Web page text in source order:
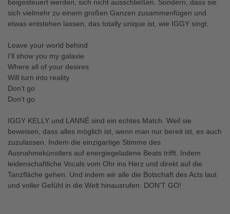
beigesteuert werden, sich nicht ausschließen. Sondern, dass sie
sich vielmehr zu einem großen Ganzen zusammenfügen und
etwas entstehen lassen, das totally unique ist, wie IGGY singt.
Leave your world behind
I’ll show you my galaxie
Where all of your desires
Will turn into reality
Don’t go
Don’t go
IGGY KELLY und LANNÉ sind ein echtes Match. Weil sie
beweisen, dass alles möglich ist, wenn man nur bereit ist, es auch
zuzulassen. Indem die einzigartige Stimme des
Ausnahmekünstlers auf energiegeladene Beats trifft. Indem
leidenschaftliche Vocals vom Ohr ins Herz und direkt auf die
Tanzfläche gehen. Und indem wir alle die Botschaft des Acts laut
und voller Gefühl in die Welt hinausrufen: DON'T GO!